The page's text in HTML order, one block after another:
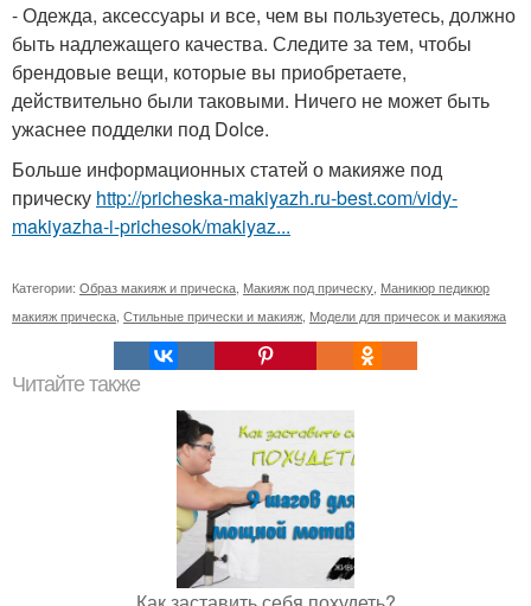
- Одежда, аксессуары и все, чем вы пользуетесь, должно
быть надлежащего качества. Следите за тем, чтобы
брендовые вещи, которые вы приобретаете,
действительно были таковыми. Ничего не может быть
ужаснее подделки под Dolce.
Больше информационных статей о макияже под
прическу http://pricheska-makiyazh.ru-best.com/vidy-
makiyazha-i-prichesok/makiyaz...
Категории: Образ макияж и прическа Макияж под прическу Маникюр педикюр
макияж прическа Стильные прически и макияж Модели для причесок и макияжа
Читайте также